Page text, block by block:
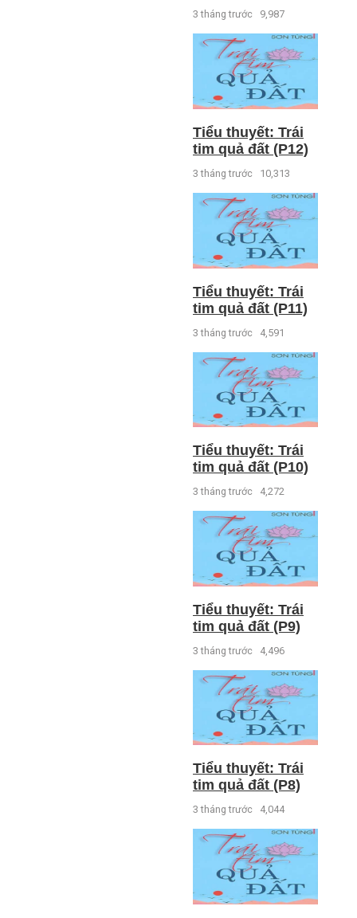
3 tháng trước 9,987
Tiểu thuyết: Trái
tim quả đất (P12)
3 tháng trước 10,313
Tiểu thuyết: Trái
tim quả đất (P11)
3 tháng trước 4,591
Tiểu thuyết: Trái
tim quả đất (P10)
3 tháng trước 4,272
Tiểu thuyết: Trái
tim quả đất (P9)
3 tháng trước 4,496
Tiểu thuyết: Trái
tim quả đất (P8)
3 tháng trước 4,044